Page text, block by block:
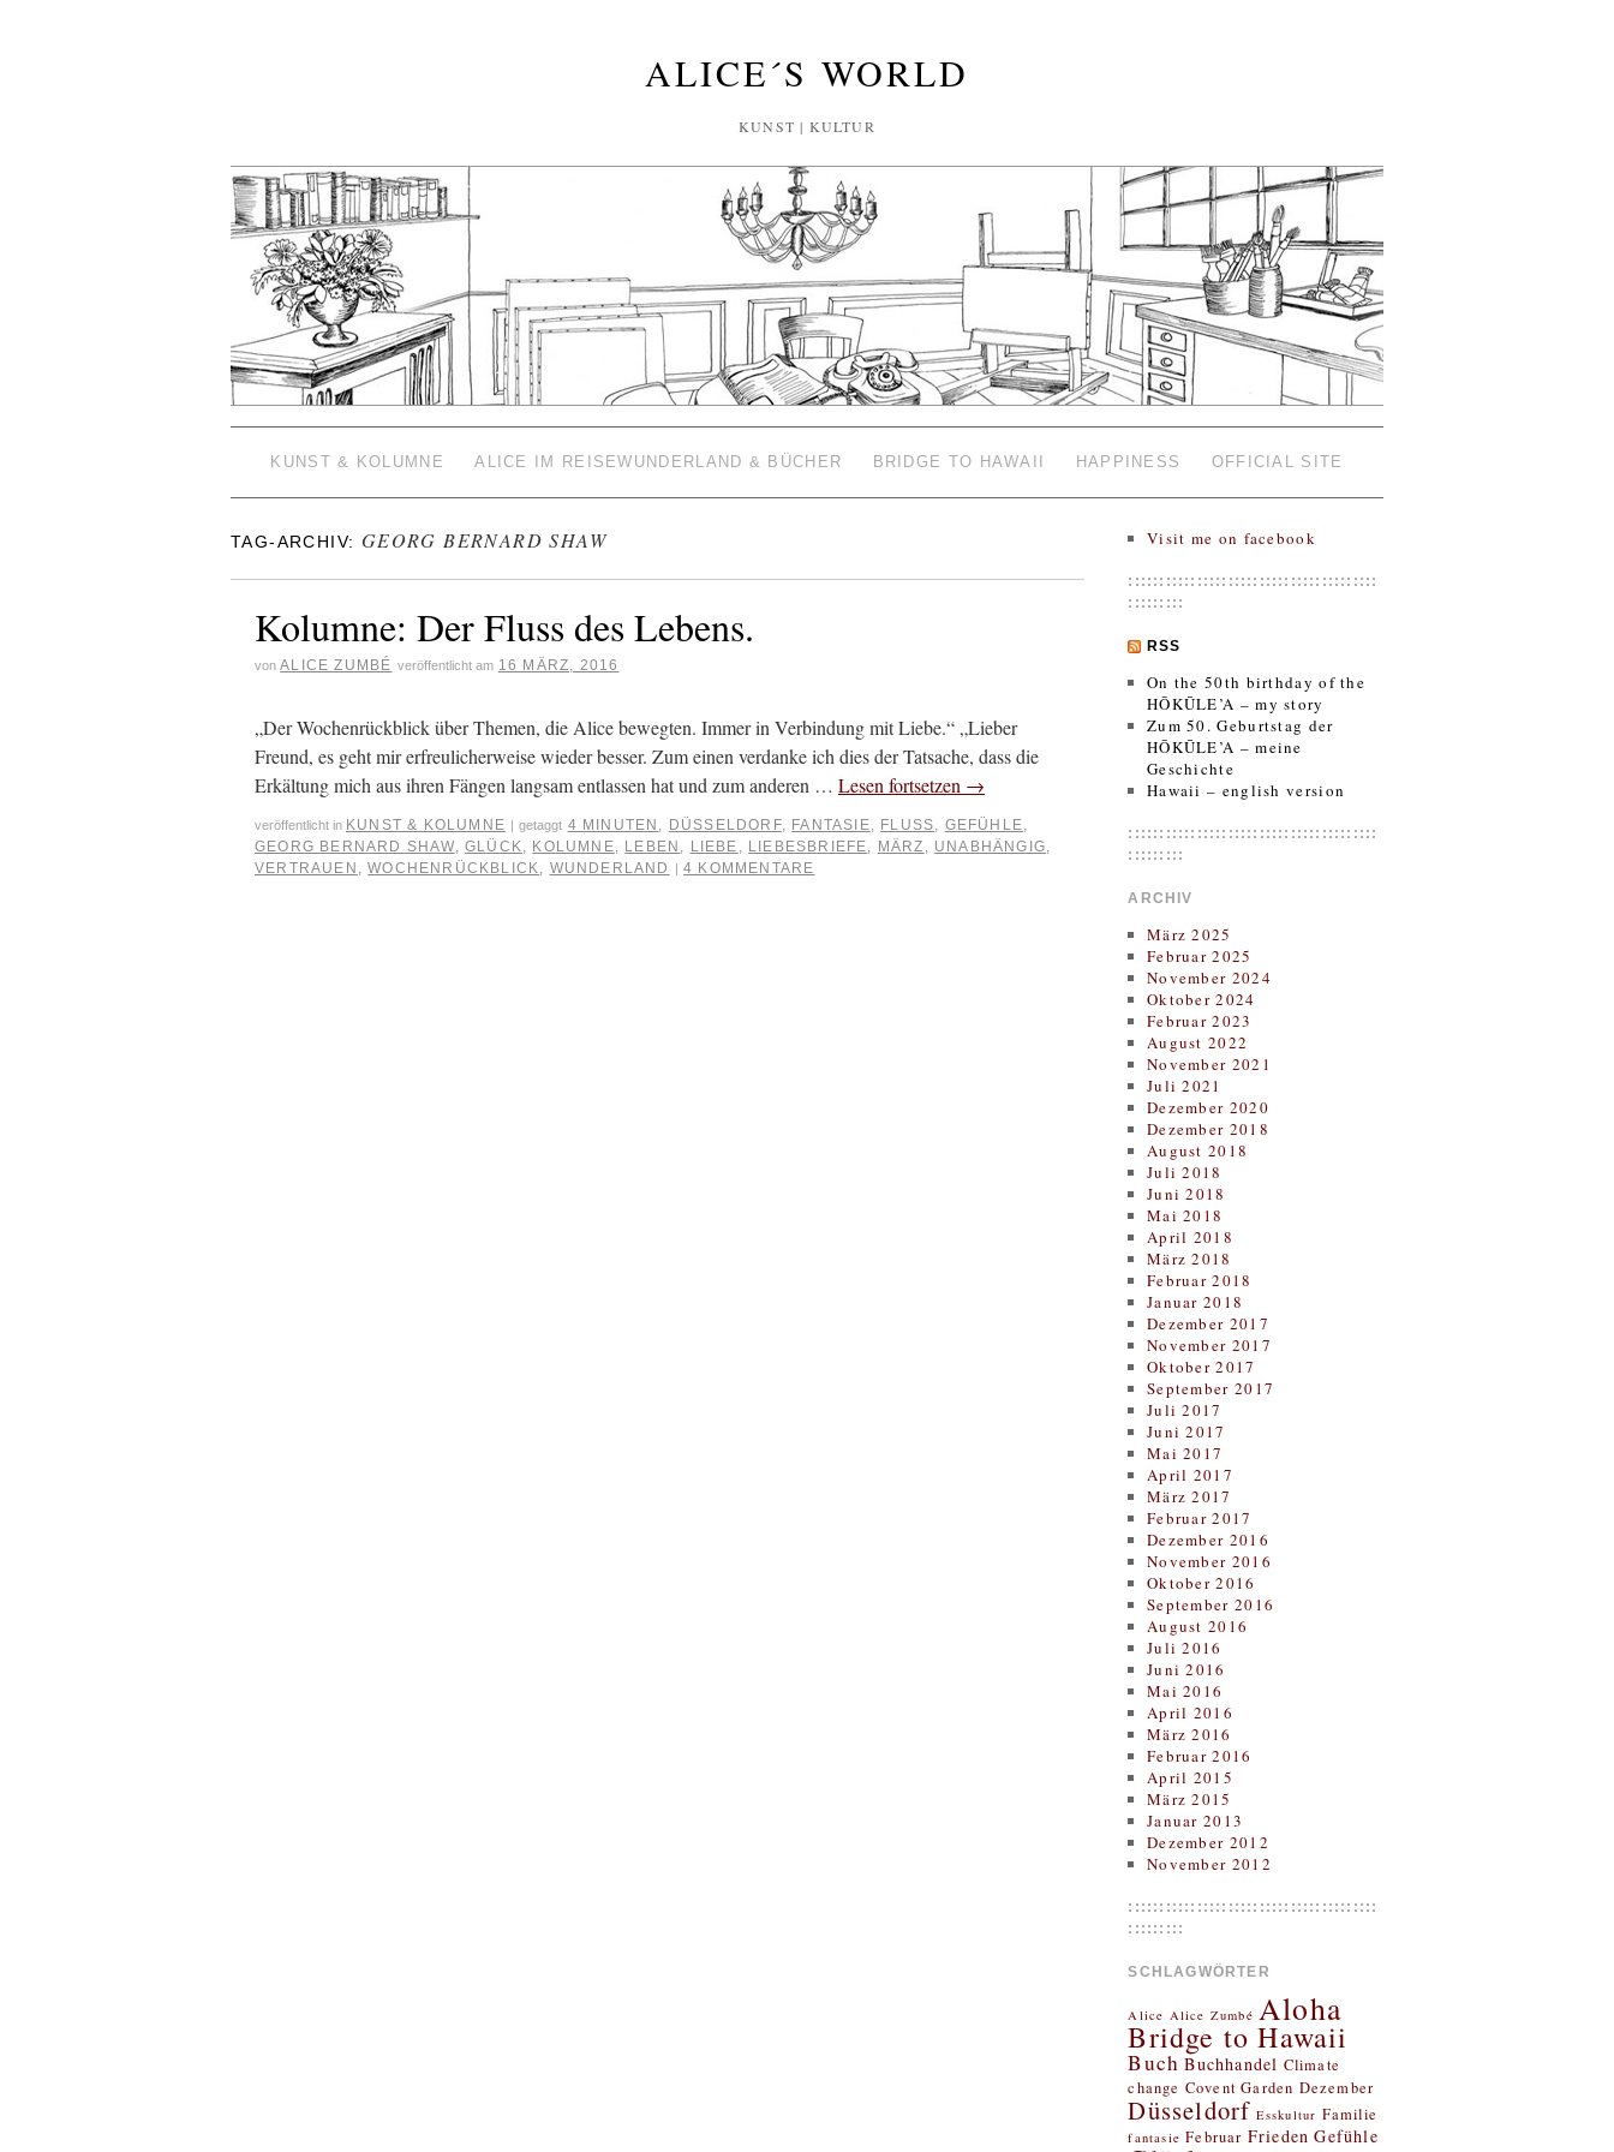
ALICE´S WORLD
KUNST | KULTUR
KUNST & KOLUMNE ALICE IM REISEWUNDERLAND & BÜCHER BRIDGE TO HAWAII HAPPINESS OFFICIAL SITE
TAG-ARCHIV: GEORG BERNARD SHAW
Kolumne: Der Fluss des Lebens.
von ALICE ZUMBÉ veröffentlicht am 16 MÄRZ, 2016
„Der Wochenrückblick über Themen, die Alice bewegten. Immer in Verbindung mit Liebe.“ „Lieber
Freund, es geht mir erfreulicherweise wieder besser. Zum einen verdanke ich dies der Tatsache, dass die
Erkältung mich aus ihren Fängen langsam entlassen hat und zum anderen … Lesen fortsetzen →
veröffentlicht in KUNST & KOLUMNE | getaggt 4 MINUTEN , DÜSSELDORF, FANTASIE, FLUSS, GEFÜHLE,
GEORG BERNARD SHAW,GLÜCK, KOLUMNE, LEBEN , LIEBE , LIEBESBRIEFE, MÄRZ , UNABHÄNGIG,
VERTRAUEN ,WOCHENRÜCKBLICK, WUNDERLAND | 4 KOMMENTARE
Visit me on facebook
::::::::::::::::::::::::::::::::::::::::
:::::::::
RSS
On the 50th birthday of the
HŌKŪLE’A – my story
Zum 50. Geburtstag der
HŌKŪLE’A – meine
Geschichte
Hawaii – english version
::::::::::::::::::::::::::::::::::::::::
:::::::::
ARCHIV
März 2025
Februar 2025
November 2024
Oktober 2024
Februar 2023
August 2022
November 2021
Juli 2021
Dezember 2020
Dezember 2018
August 2018
Juli 2018
Juni 2018
Mai 2018
April 2018
März 2018
Februar 2018
Januar 2018
Dezember 2017
November 2017
Oktober 2017
September 2017
Juli 2017
Juni 2017
Mai 2017
April 2017
März 2017
Februar 2017
Dezember 2016
November 2016
Oktober 2016
September 2016
August 2016
Juli 2016
Juni 2016
Mai 2016
April 2016
März 2016
Februar 2016
April 2015
März 2015
Januar 2013
Dezember 2012
November 2012
::::::::::::::::::::::::::::::::::::::::
:::::::::
SCHLAGWÖRTER
Alice Alice Zumbé Aloha
Bridge to Hawaii
Buch Buchhandel Climate
change Covent Garden Dezember
Düsseldorf Esskultur Familie
fantasie Februar Frieden Gefühle